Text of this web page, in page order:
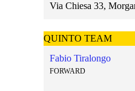
Via Chiesa 33,
QUINTO TEAM
Fabio Tiralongo
FORWARD